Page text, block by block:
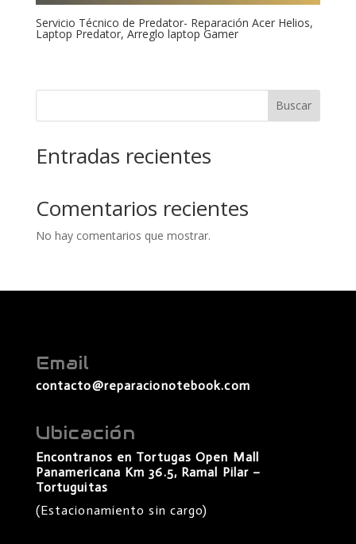
Servicio Técnico de Predator- Reparación Acer Helios,
Laptop Predator, Arreglo laptop Gamer
Buscar
Entradas recientes
Comentarios recientes
No hay comentarios que mostrar.
Email
contacto@reparacionotebook.com
Ubicación
Encontranos en Tortugas Open Mall
Panamericana Km 36.5, Ramal Pilar –
Tortuguitas
(Estacionamiento sin cargo)